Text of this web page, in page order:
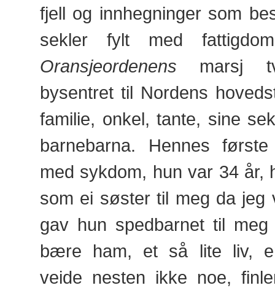
fjell og innhegninger som
sekler fylt med
Oransjeordenens marsj
bysentret til Nordens
familie, onkel, tante, sine
barnebarna. Hennes
med sykdom, hun var 34
som ei søster til meg da jeg
gav hun spedbarnet til
bære ham, et så lite liv,
veide nesten ikke noe,